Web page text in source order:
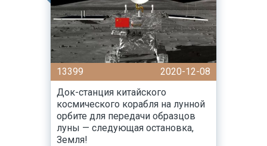
13399
2020-12-08
Док-станция китайского
космического корабля на лунной
орбите для передачи образцов
луны — следующая остановка,
Земля!